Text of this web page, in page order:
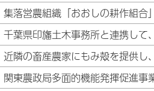
集落営農組織「おおしの耕作組合
千葉県印旛土木事務所と連携して
近隣の畜産農家にもみ殻を提供し
関東農政局多面的機能発揮促進事